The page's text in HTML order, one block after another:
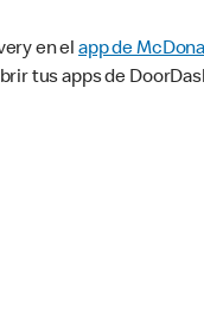
en elapp de
tus apps de